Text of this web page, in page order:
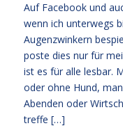
Auf Facebook und
wenn ich unterwegs
Augenzwinkern
poste dies nur für
ist es für alle lesbar.
oder ohne Hund,
Abenden oder
treffe […]